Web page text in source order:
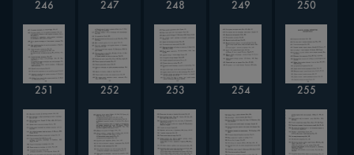
246 247 248 249 250
251 252 253 254 255